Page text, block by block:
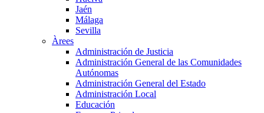
Jaén
Málaga
Sevilla
Àrees
Administración de Justicia
Administración General de las Comunidades
Autónomas
Administración General del Estado
Administración Local
Educación